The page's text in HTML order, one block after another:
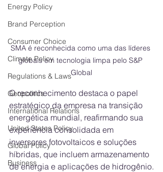
Energy Policy
Brand Perception
Consumer Choice
Climate Policy
Regulations & Laws
Geopolitics
International Relations
United States Policy
Global Policy
Business
SMA é reconhecida como uma das líderes
globais em tecnologia limpa pelo S&P
Global
O reconhecimento destaca o papel
estratégico da empresa na transição
energética mundial, reafirmando sua
experiência consolidada em
inversores fotovoltaicos e soluções
híbridas, que incluem armazenamento
de energia e aplicações de hidrogênio.